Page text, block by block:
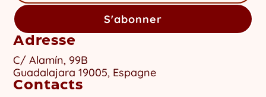
S'abonner
Adresse
C/ Alamín, 99B
Guadalajara 19005, Espagne
Contacts